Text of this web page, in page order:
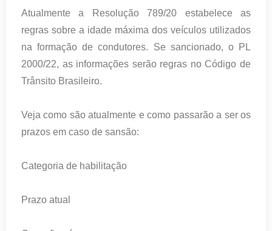
Atualmente a Resolução 789/20 estabelece as
regras sobre a idade máxima dos veículos utilizados
na formação de condutores. Se sancionado, o PL
2000/22, as informações serão regras no Código de
Trânsito Brasileiro.
Veja como são atualmente e como passarão a ser os
prazos em caso de sansão:
Categoria de habilitação
Prazo atual